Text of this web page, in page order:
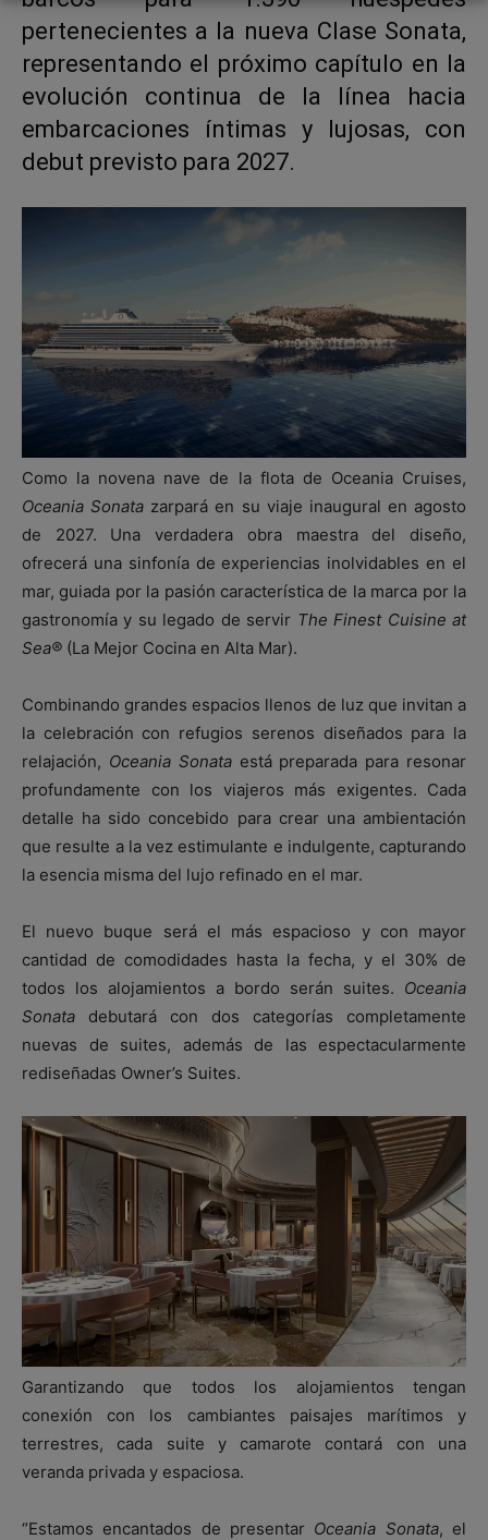
pertenecientes a la nueva Clase Sonata,
representando el próximo capítulo en la
evolución continua de la línea hacia
embarcaciones íntimas y lujosas, con
debut previsto para 2027.
Como la novena nave de la flota de Oceania Cruises,
Oceania Sonata zarpará en su viaje inaugural en agosto
de 2027. Una verdadera obra maestra del diseño,
ofrecerá una sinfonía de experiencias inolvidables en el
mar, guiada por la pasión característica de la marca por la
gastronomía y su legado de servir The Finest Cuisine at
Sea® (La Mejor Cocina en Alta Mar).
Combinando grandes espacios llenos de luz que invitan a
la celebración con refugios serenos diseñados para la
relajación, Oceania Sonataestá preparada para resonar
profundamente con los viajeros más exigentes. Cada
detalle ha sido concebido para crear una ambientación
que resulte a la vez estimulante e indulgente, capturando
la esencia misma del lujo refinado en el mar.
El nuevo buque será el más espacioso y con mayor
cantidad de comodidades hasta la fecha, y el 30% de
todos los alojamientos a bordo serán suites. Oceania
Sonata debutará con dos categorías completamente
nuevas de suites, además de las espectacularmente
rediseñadas Owner’s Suites.
Garantizando que todos los alojamientos tengan
conexión con los cambiantes paisajes marítimos y
terrestres, cada suite y camarote contará con una
veranda privada y espaciosa.
“Estamos encantados de presentar Oceania Sonata, el